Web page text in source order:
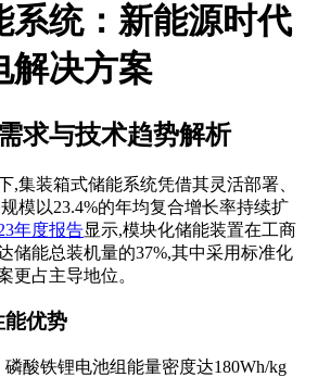
系统：新能源时代
解决方案
求与技术趋势解析
,集装箱式储能系统凭借其灵活部署、
模以23.4%的年均复合增长率持续扩
年度报告显示,模块化储能装置在工商
储能总装机量的37%,其中采用标准化
更占主导地位。
能优势
酸铁锂电池组能量密度达180Wh/kg